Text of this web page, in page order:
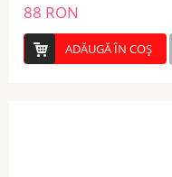
88 RON
ADĂUGĂ ÎN COŞ